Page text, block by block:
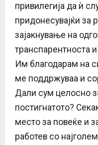
привилегија да ѝ
придонесувајќи за
зајакнување на
транспарентноста
Им благодарам на
ме поддржуваа и
Дали сум целосно
постигнатото?
место за повеќе и
работев со